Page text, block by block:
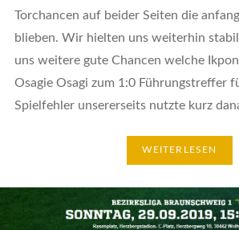
Torchancen auf beider Seiten die
blieben. Wir hielten uns weiterhin
uns weitere gute Chancen welche
Osagie Osagi zum 1:0 Führungstreffer
Spielfehler unsererseits nutzte kurz
WEITERLESEN